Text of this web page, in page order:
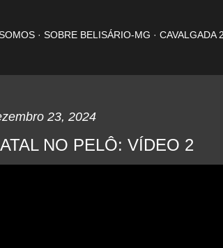
SOBRE BELISÁRIO-MG CAVALGADA
23, 2024
NO PELÔ: VÍDEO 2